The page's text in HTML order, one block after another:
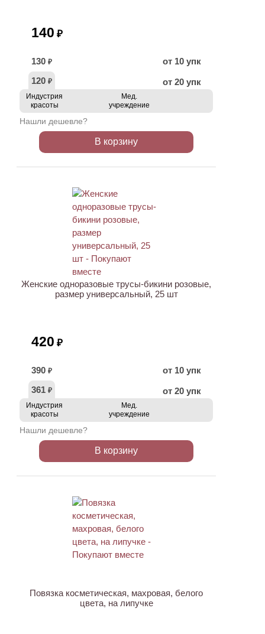
140 ₽
130 ₽
от 10 упк
120 ₽ от 20 упк
Индустрия
красоты
Мед.
учреждение
Нашли дешевле?
В корзину
Женские одноразовые трусы-бикини розовые,
размер универсальный, 25 шт
420 ₽
390 ₽
от 10 упк
361 ₽ от 20 упк
Индустрия
красоты
Мед.
учреждение
Нашли дешевле?
В корзину
Повязка косметическая, махровая, белого
цвета, на липучке